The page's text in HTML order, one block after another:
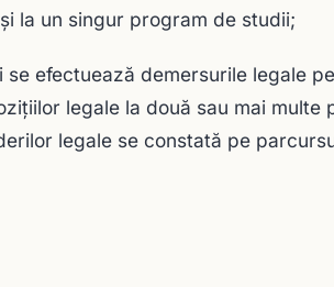
la un singur program de studii;
efectuează demersurile legale
legale la două sau mai multe
legale se constată pe